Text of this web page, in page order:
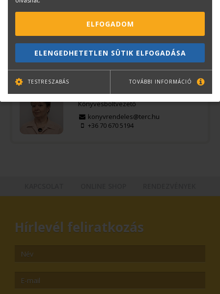
Kiadás éve:
2024
magyar
Kötészet:
spirálozott
Kérdése van?
Bernáth Klára
Könyvesboltvezető
konyvrendeles@terc.hu
+36 70 670 5194
Hírlevél feliratkozás
ELFOGADOM
ELENGEDHETETLEN SÜTIK ELFOGADÁSA
TESTRESZABÁS TOVÁBBI INFORMÁCIÓ